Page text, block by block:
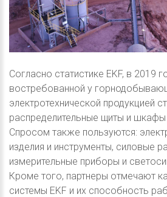
Согласно статистике EKF, в 2019
востребованной у
электротехнической продукцией
распределительные щиты и шкафы
Спросом также пользуются:
изделия и инструменты, силовые
измерительные приборы и
Кроме того, партнеры отмечают
системы EKF и их способность